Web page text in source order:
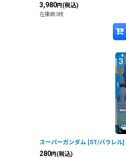
3,980円 (税込)
在庫数3枚
スーパーガンダム [ST/パラレル]
280円 (税込)